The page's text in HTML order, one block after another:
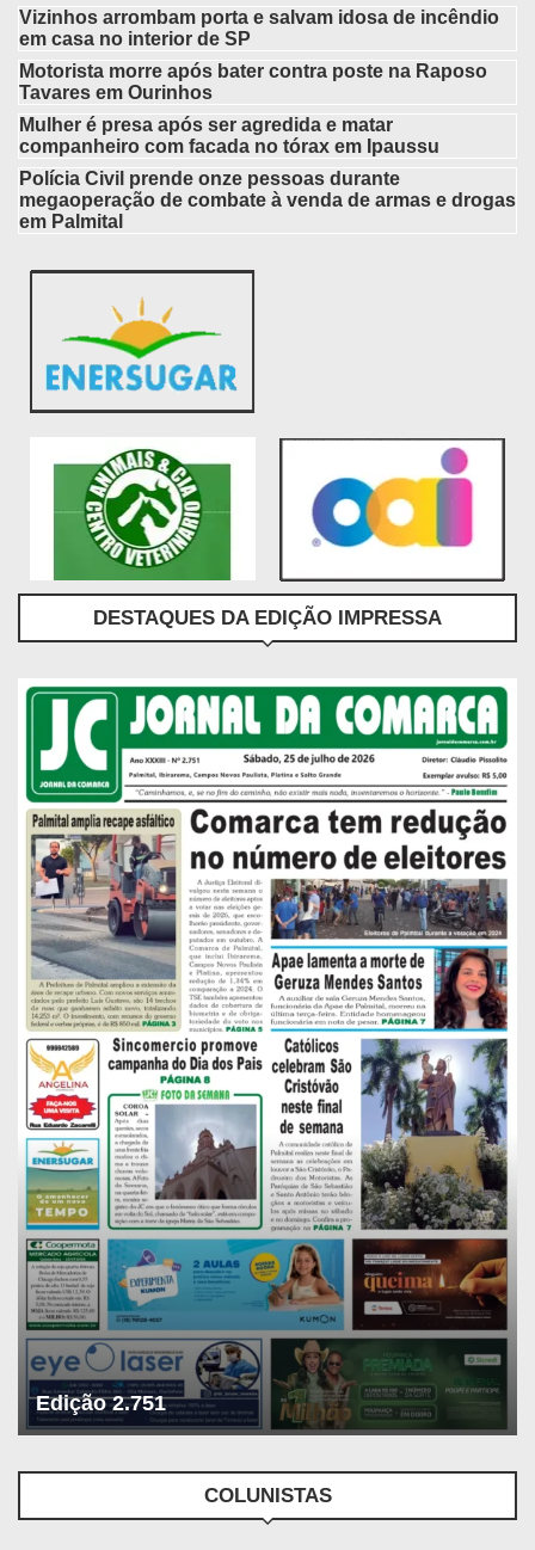
Vizinhos arrombam porta e salvam idosa de incêndio
em casa no interior de SP
Motorista morre após bater contra poste na Raposo
Tavares em Ourinhos
Mulher é presa após ser agredida e matar
companheiro com facada no tórax em Ipaussu
Polícia Civil prende onze pessoas durante
megaoperação de combate à venda de armas e drogas
em Palmital
DESTAQUES DA EDIÇÃO IMPRESSA
Edição 2.751
COLUNISTAS